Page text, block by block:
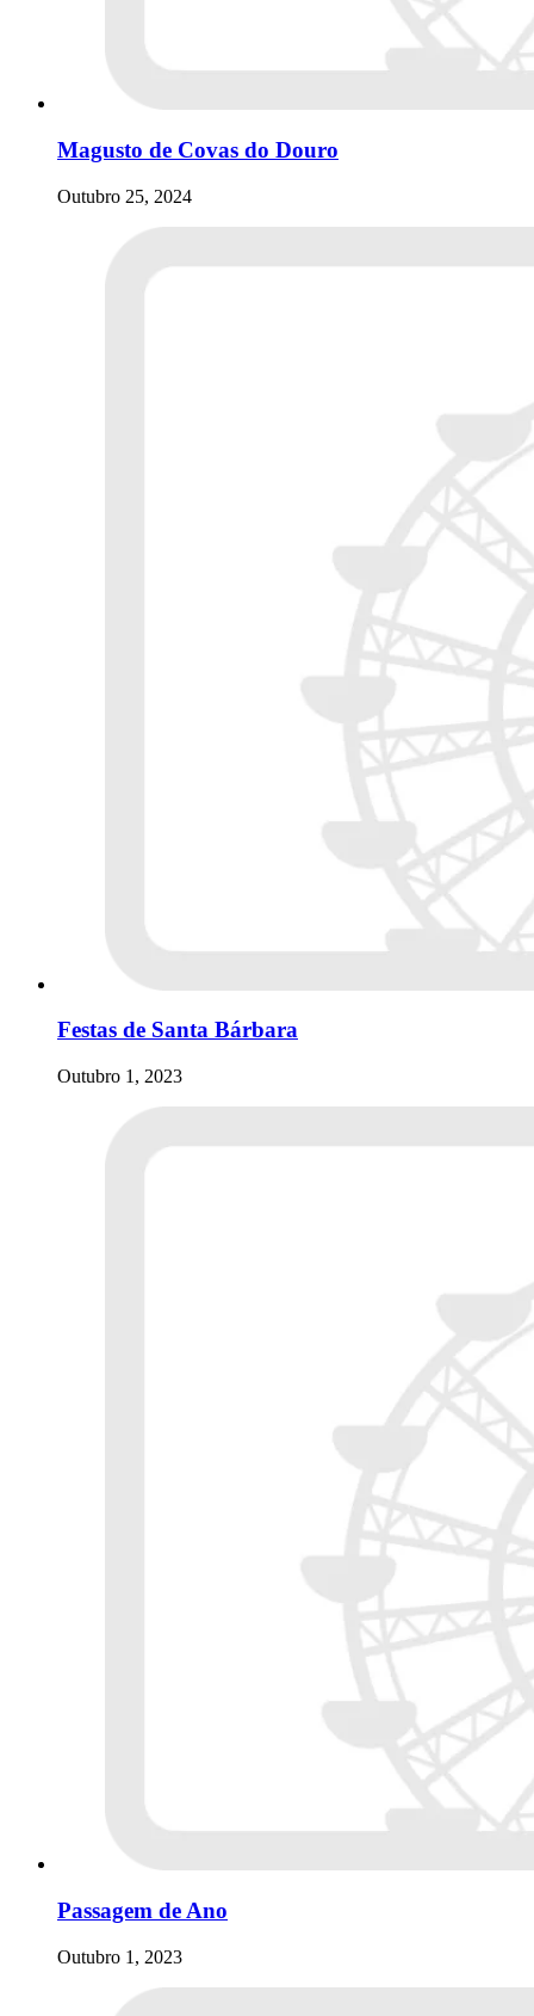
Magusto de Covas do Douro
Outubro 25, 2024
Festas de Santa Bárbara
Outubro 1, 2023
Passagem de Ano
Outubro 1, 2023